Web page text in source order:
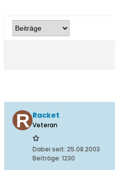
Racket
Veteran
Dabei seit: 25.08.2003
Beiträge: 1230